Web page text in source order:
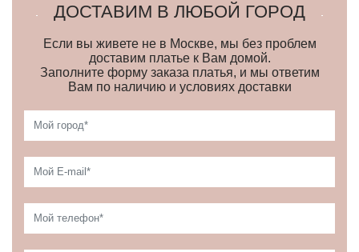
ДОСТАВИМ В ЛЮБОЙ ГОРОД
Если вы живете не в Москве, мы без проблем
доставим платье к Вам домой.
Заполните форму заказа платья, и мы ответим
Вам по наличию и условиях доставки